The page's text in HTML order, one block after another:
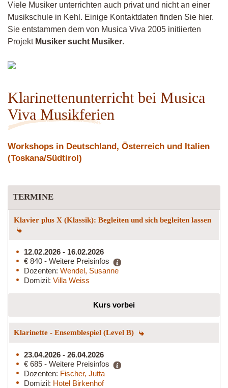
Viele Musiker unterrichten auch privat und nicht an einer
Musikschule in Kehl. Einige Kontaktdaten finden Sie hier.
Sie entstammen dem von Musica Viva 2005 initiierten
Projekt Musiker sucht Musiker.
Klarinettenunterricht bei Musica
Viva Musikferien
Workshops in Deutschland, Österreich und Italien
(Toskana/Südtirol)
TERMINE
Klavier plus X (Klassik): Begleiten und sich begleiten lassen
12.02.2026 - 16.02.2026
€ 840 - Weitere Preisinfos
Dozenten: Wendel, Susanne
Domizil: Villa Weiss
Kurs vorbei
Klarinette - Ensemblespiel (Level B)
23.04.2026 - 26.04.2026
€ 685 - Weitere Preisinfos
Dozenten: Fischer, Jutta
Domizil: Hotel Birkenhof